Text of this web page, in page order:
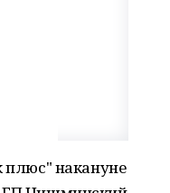
плюс" накануне